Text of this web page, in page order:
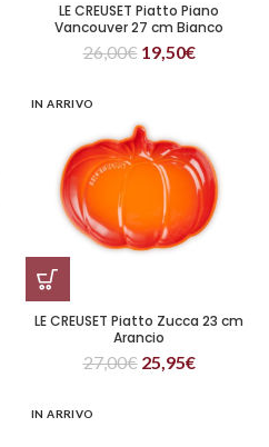
LE CREUSET Piatto Piano
Vancouver 27 cm Bianco
26,00€ 19,50€
IN ARRIVO
LE CREUSET Piatto Zucca 23 cm
Arancio
27,00€ 25,95€
IN ARRIVO